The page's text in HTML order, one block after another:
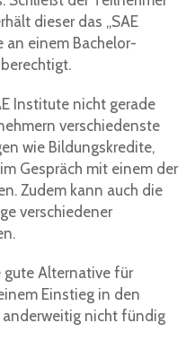
dieser das „SAE
an einem Bachelor-
Institute nicht gerade
verschiedenste
wie Bildungskredite,
Gespräch mit einem der
Zudem kann auch die
verschiedener
gute Alternative für
Einstieg in den
nicht fündig